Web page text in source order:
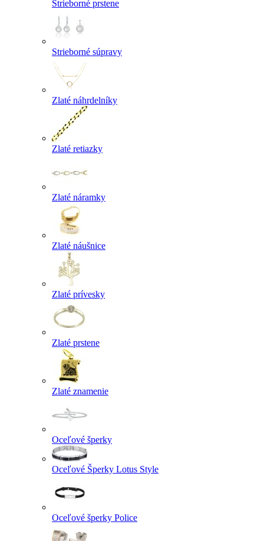
Strieborné prstene
Strieborné súpravy
Zlaté náhrdelníky
Zlaté retiazky
Zlaté náramky
Zlaté náušnice
Zlaté prívesky
Zlaté prstene
Zlaté znamenie
Oceľové šperky
Oceľové Šperky Lotus Style
Oceľové šperky Police